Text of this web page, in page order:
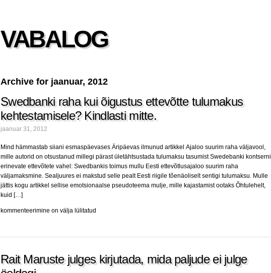
VABALOG
Archive for jaanuar, 2012
Swedbanki raha kui õigustus ettevõtte tulumakus
kehtestamisele? Kindlasti mitte.
jaanuar 31, 2012
Mind hämmastab siiani esmaspäevases Äripäevas ilmunud artikkel Ajaloo suurim raha väljavool,
mille autorid on otsustanud millegi pärast ületähtsustada tulumaksu tasumist Swedebanki kontserni
erinevate ettevõtete vahel: Swedbankis toimus mullu Eesti ettevõtlusajaloo suurim raha
väljamaksmine. Sealjuures ei makstud selle pealt Eesti riigile tõenäoliselt sentigi tulumaksu. Mulle
jättis kogu artikkel sellise emotsionaalse pseudoteema mulje, mille kajastamist ootaks Õhtulehelt,
kuid […]
Swedbanki
õigustus
tulumakus
kehtestamisele?
kommenteerimine on välja lülitatud
Rait Maruste julges kirjutada, mida paljude ei julge